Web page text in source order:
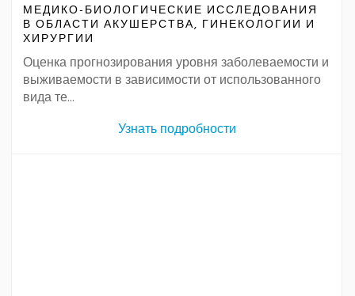
МЕДИКО-БИОЛОГИЧЕСКИЕ ИССЛЕДОВАНИЯ
В ОБЛАСТИ АКУШЕРСТВА, ГИНЕКОЛОГИИ И
ХИРУРГИИ
Оценка прогнозирования уровня заболеваемости и
выживаемости в зависимости от использованного
вида те...
Узнать подробности